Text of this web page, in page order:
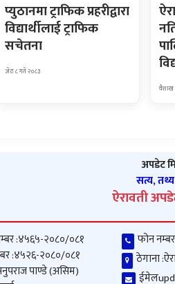
प्युठानमा ट्राफिक प्रहरीद्वारा
विद्यार्थीलाई ट्राफिक
सचेतना
जेठ ८ गते २०८३
वैशाख
अपडेट
सत्य,
ऐरावती
:४५६५-२०८०/०८१
:४५२६-२०८०/०८१
पाण्डे (असिम)
फोन
ठेगाना :
ईमेल